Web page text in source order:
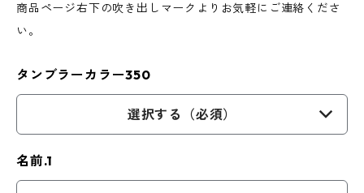
商品ページ右下の吹き出しマークよりお気軽にご連絡くださ
い。
タンブラーカラー350
選択する（必須）
名前.1